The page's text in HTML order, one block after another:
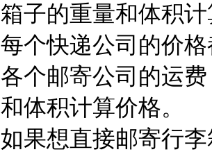
箱子的重量和体积
每个快递公司的价
各个邮寄公司的运
和体积计算价格。
如果想直接邮寄行